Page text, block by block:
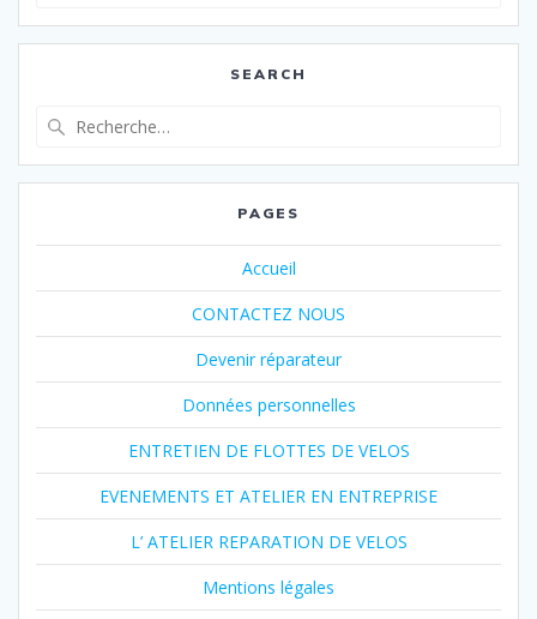
:
SEARCH
:
PAGES
Accueil
CONTACTEZ NOUS
Devenir réparateur
Données personnelles
ENTRETIEN DE FLOTTES DE VELOS
EVENEMENTS ET ATELIER EN ENTREPRISE
L’ ATELIER REPARATION DE VELOS
Mentions légales